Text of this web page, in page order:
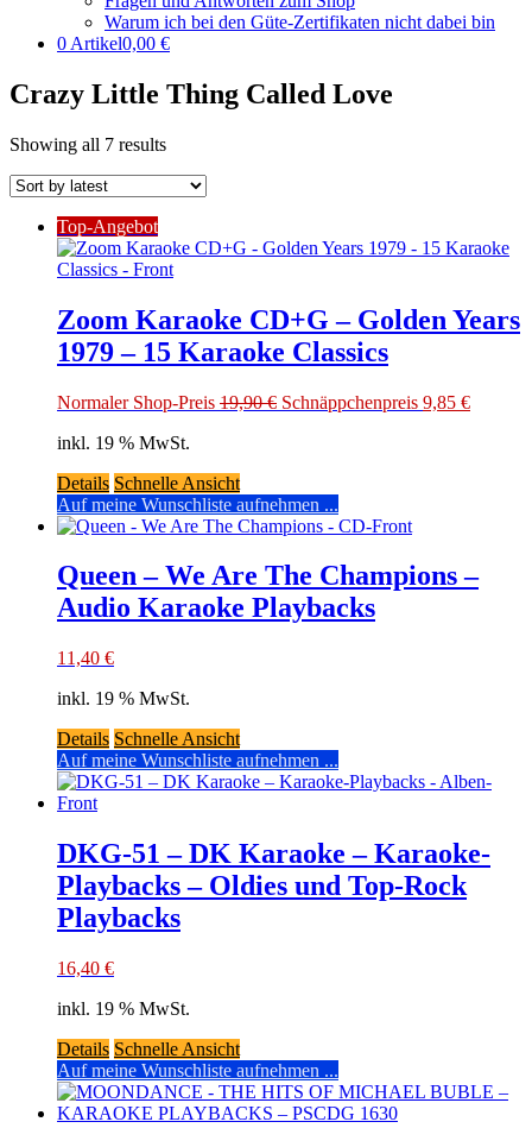
Warum ich bei den Güte-Zertifikaten nicht dabei bin
0 Artikel0,00 €
Crazy Little Thing Called Love
Showing all 7 results
Top-Angebot
Zoom Karaoke CD+G – Golden Years
1979 – 15 Karaoke Classics
Normaler Shop-Preis 19,90€ Original
Schnäppchenpreis 9,85 €Current
inkl. 19 % MwSt.
Details Schnelle Ansicht
Auf meine Wunschliste aufnehmen ...
Queen – We Are The Champions –
Audio Karaoke Playbacks
11,40 €
inkl. 19 % MwSt.
Details Schnelle Ansicht
Auf meine Wunschliste aufnehmen ...
DKG-51 – DK Karaoke – Karaoke-
Playbacks – Oldies und Top-Rock
Playbacks
16,40 €
inkl. 19 % MwSt.
Details Schnelle Ansicht
Auf meine Wunschliste aufnehmen ...